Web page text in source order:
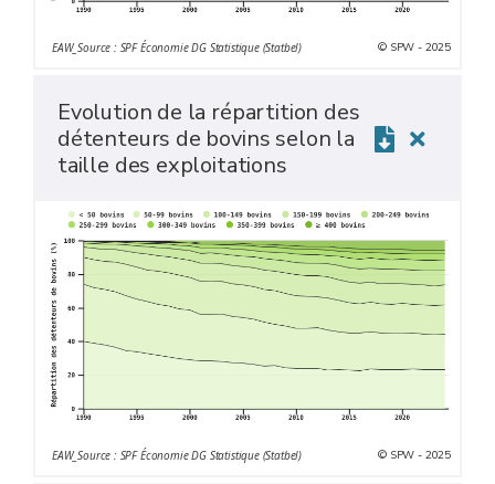
EAW_Source : SPF Économie DG Statistique (Statbel) © SPW - 2025
Evolution de la répartition des
détenteurs de bovins selon la
taille des exploitations
EAW_Source : SPF Économie DG Statistique (Statbel) © SPW - 2025